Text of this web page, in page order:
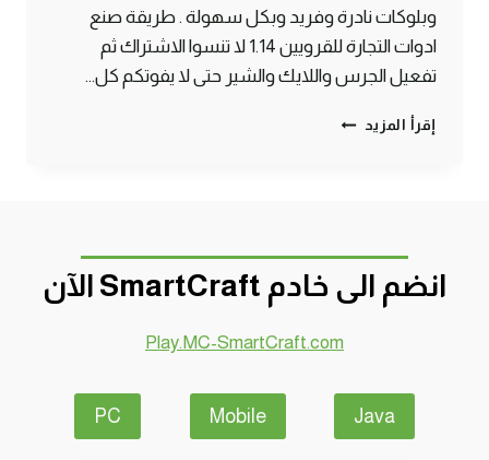
وبلوكات نادرة وفريد وبكل سهولة . طريقة صنع
ادوات التجارة للقرويين 1.14 لا تنسوا الاشتراك ثم
تفعيل الجرس واللايك والشير حتى لا يفوتكم كل…
إقرأ المزيد طريقة
مهنه
ماين
انضم الى خادم SmartCraft الآن
Play.MC-SmartCraft.com
Java
Mobile
PC